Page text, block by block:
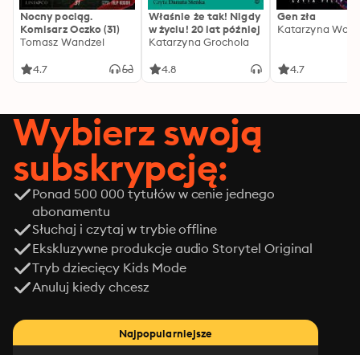
Nocny pociąg.
Komisarz Oczko (31)
Tomasz Wandzel
4.7
Właśnie że tak! Nigdy
w życiu! 20 lat później
Katarzyna Grochola
4.8
Gen zła
Katarzyna
4.7
Wybierz swoją
subskrypcję:
Ponad 500 000 tytułów w cenie jednego
abonamentu
Słuchaj i czytaj w trybie offline
Ekskluzywne produkcje audio Storytel Original
Tryb dziecięcy Kids Mode
Anuluj kiedy chcesz
Najpopularniejsze